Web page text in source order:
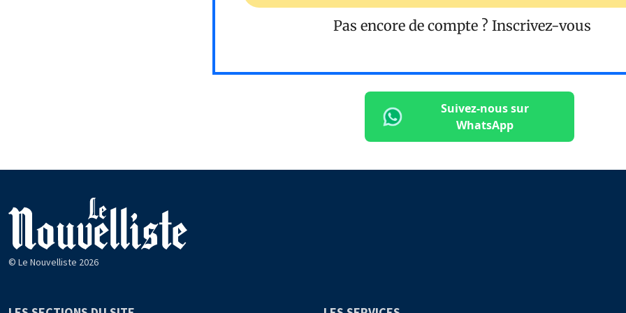
Pas encore de compte ? Inscrivez-vous
Suivez-nous sur
WhatsApp
© Le Nouvelliste 2026